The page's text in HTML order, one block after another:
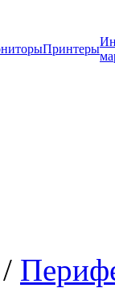
Принтеры
/